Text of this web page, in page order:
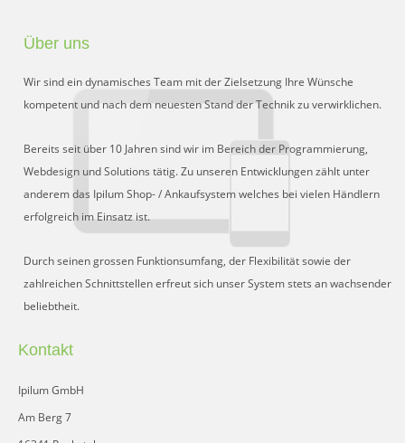
Sperrliste
Zustands-Abfragen
Wareneingang
Bar-Ankauf
Tagesabschluss
FAQ
Über uns
Wir sind ein dynamisches Team mit der Zielsetzung Ihre Wünsche
kompetent und nach dem neuesten Stand der Technik zu verwirklichen.
Bereits seit über 10 Jahren sind wir im Bereich der Programmierung,
Webdesign und Solutions tätig. Zu unseren Entwicklungen zählt unter
anderem das Ipilum Shop- / Ankaufsystem welches bei vielen Händlern
erfolgreich im Einsatz ist.
Durch seinen grossen Funktionsumfang, der Flexibilität sowie der
zahlreichen Schnittstellen erfreut sich unser System stets an wachsender
beliebtheit.
Kontakt
Ipilum GmbH
Am Berg 7